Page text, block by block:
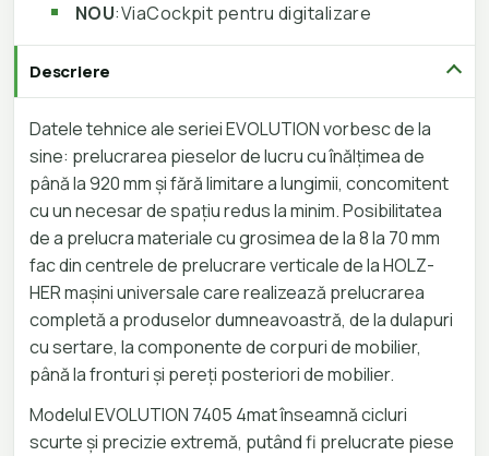
NOU:ViaCockpit pentru digitalizare
Descriere
Datele tehnice ale seriei EVOLUTION vorbesc de la
sine: prelucrarea pieselor de lucru cu înălțimea de
până la 920 mm și fără limitare a lungimii, concomitent
cu un necesar de spațiu redus la minim. Posibilitatea
de a prelucra materiale cu grosimea de la 8 la 70 mm
fac din centrele de prelucrare verticale de la HOLZ-
HER mașini universale care realizează prelucrarea
completă a produselor dumneavoastră, de la dulapuri
cu sertare, la componente de corpuri de mobilier,
până la fronturi și pereți posteriori de mobilier.
Modelul EVOLUTION 7405 4mat înseamnă cicluri
scurte și precizie extremă, putând fi prelucrate piese